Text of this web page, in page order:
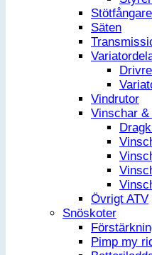
Stötfångare
Säten
Vindrutor
Vinschar &
Övrigt ATV
Snöskoter
Pimp my